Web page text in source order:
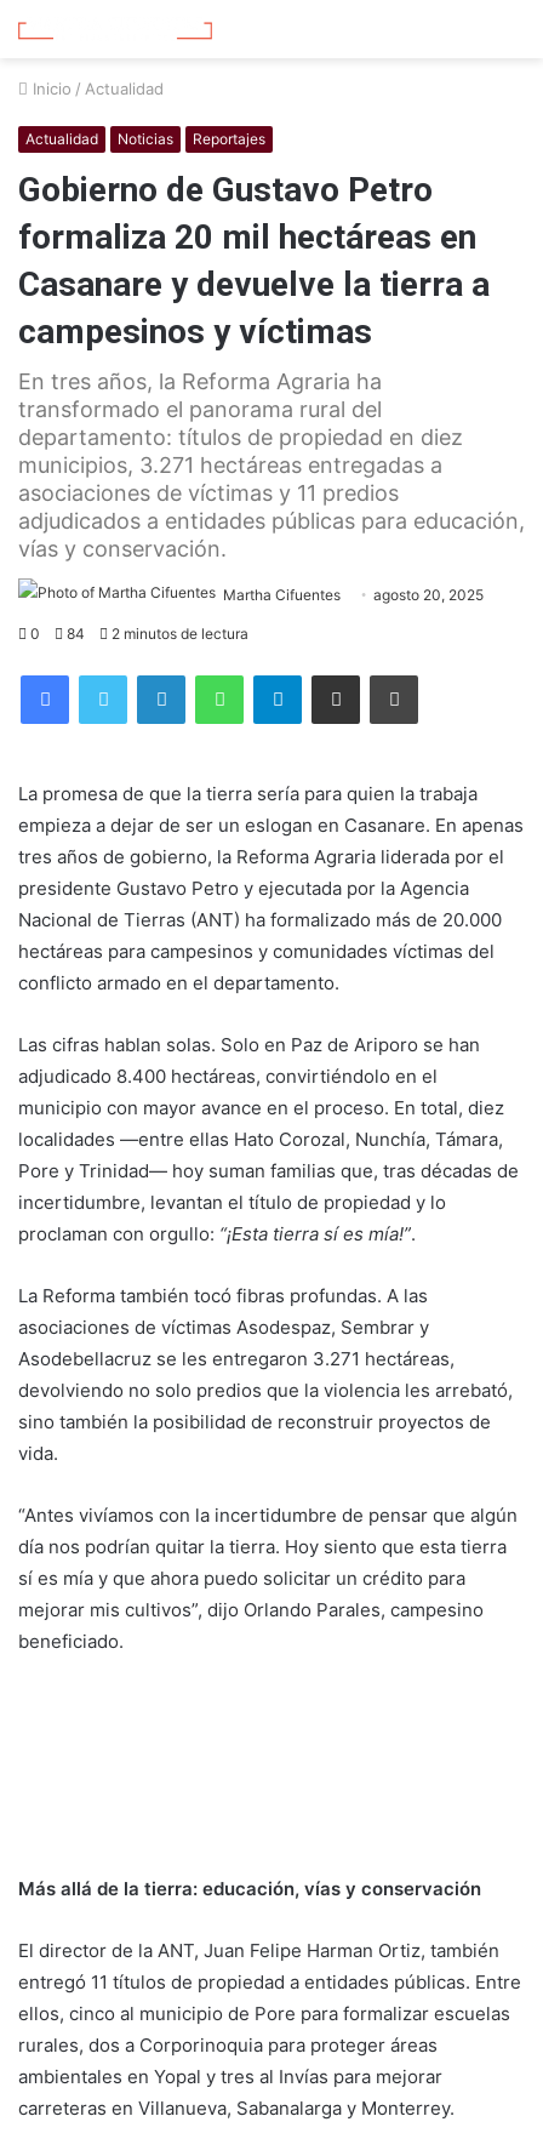
Inicio / Actualidad
Actualidad Noticias Reportajes
Gobierno de Gustavo Petro
formaliza 20 mil hectáreas en
Casanare y devuelve la tierra a
campesinos y víctimas
En tres años, la Reforma Agraria ha
transformado el panorama rural del
departamento: títulos de propiedad en diez
municipios, 3.271 hectáreas entregadas a
asociaciones de víctimas y 11 predios
adjudicados a entidades públicas para educación,
vías y conservación.
Martha Cifuentes agosto 20, 2025
0 84 2 minutos de lectura
FacebookTwitter LinkedInWhatsAppTelegramCompartir por correo electrónicoImprimir
La promesa de que la tierra sería para quien la trabaja
empieza a dejar de ser un eslogan en Casanare. En apenas
tres años de gobierno, la Reforma Agraria liderada por el
presidente Gustavo Petro y ejecutada por la Agencia
Nacional de Tierras (ANT) ha formalizado más de 20.000
hectáreas para campesinos y comunidades víctimas del
conflicto armado en el departamento.
Las cifras hablan solas. Solo en Paz de Ariporo se han
adjudicado 8.400 hectáreas, convirtiéndolo en el
municipio con mayor avance en el proceso. En total, diez
localidades —entre ellas Hato Corozal, Nunchía, Támara,
Pore y Trinidad— hoy suman familias que, tras décadas de
incertidumbre, levantan el título de propiedad y lo
proclaman con orgullo: “¡Esta tierra sí es mía!”.
La Reforma también tocó fibras profundas. A las
asociaciones de víctimas Asodespaz, Sembrar y
Asodebellacruz se les entregaron 3.271 hectáreas,
devolviendo no solo predios que la violencia les arrebató,
sino también la posibilidad de reconstruir proyectos de
vida.
“Antes vivíamos con la incertidumbre de pensar que algún
día nos podrían quitar la tierra. Hoy siento que esta tierra
sí es mía y que ahora puedo solicitar un crédito para
mejorar mis cultivos”, dijo Orlando Parales, campesino
beneficiado.
Más allá de la tierra: educación, vías y conservación
El director de la ANT, Juan Felipe Harman Ortiz, también
entregó 11 títulos de propiedad a entidades públicas. Entre
ellos, cinco al municipio de Pore para formalizar escuelas
rurales, dos a Corporinoquia para proteger áreas
ambientales en Yopal y tres al Invías para mejorar
carreteras en Villanueva, Sabanalarga y Monterrey.